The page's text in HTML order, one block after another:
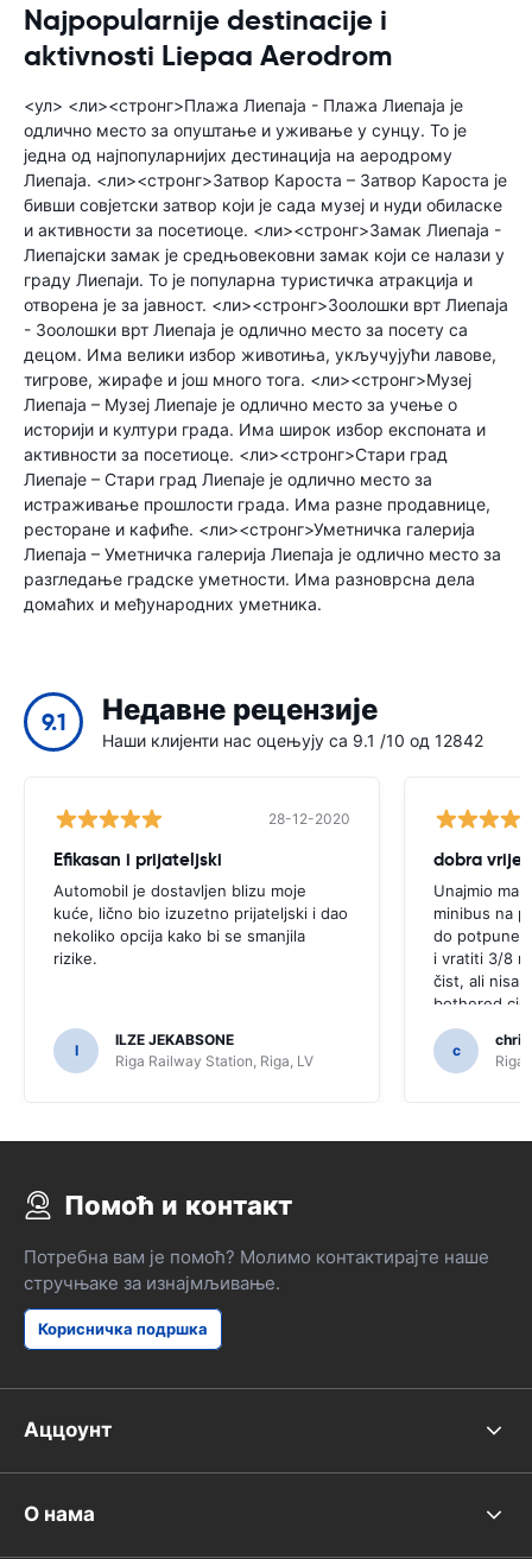
Najpopularnije destinacije i
aktivnosti Liepaa Aerodrom
<ул> <ли><стронг>Плажа Лиепаја - Плажа Лиепаја је
одлично место за опуштање и уживање у сунцу. То је
једна од најпопуларнијих дестинација на аеродрому
Лиепаја. <ли><стронг>Затвор Кароста – Затвор Кароста је
бивши совјетски затвор који је сада музеј и нуди обиласке
и активности за посетиоце. <ли><стронг>Замак Лиепаја -
Лиепајски замак је средњовековни замак који се налази у
граду Лиепаји. То је популарна туристичка атракција и
отворена је за јавност. <ли><стронг>Зоолошки врт Лиепаја
- Зоолошки врт Лиепаја је одлично место за посету са
децом. Има велики избор животиња, укључујући лавове,
тигрове, жирафе и још много тога. <ли><стронг>Музеј
Лиепаја – Музеј Лиепаје је одлично место за учење о
историји и култури града. Има широк избор експоната и
активности за посетиоце. <ли><стронг>Стари град
Лиепаје – Стари град Лиепаје је одлично место за
истраживање прошлости града. Има разне продавнице,
ресторане и кафиће. <ли><стронг>Уметничка галерија
Лиепаја – Уметничка галерија Лиепаја је одлично место за
разгледање градске уметности. Има разноврсна дела
домаћих и међународних уметника.
9.1 Недавне рецензије
Наши клијенти нас оцењују са 9.1 /10 од 12842
28-12-2020
Efikasan i prijateljski
Automobil je dostavljen blizu moje
kuće, lično bio izuzetno prijateljski i dao
nekoliko opcija kako bi se smanjila
rizike.
I
ILZE JEKABSONE
Riga Railway Station, Riga, LV
dobra
Unajmio
minibus na
do potpune,
i vratiti 3/8
čist, ali
za moju
vredi prije
svemu,
c
Riga
Помоћ и контакт
Потребна вам је помоћ? Молимо контактирајте наше
стручњаке за изнајмљивање.
Корисничка подршка
Аццоунт
О нама